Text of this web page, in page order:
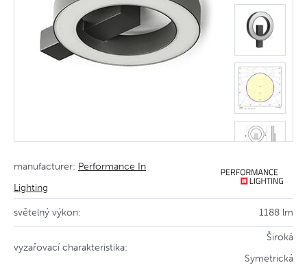
manufacturer: Performance In
Lighting
světelný výkon: 1188 lm
vyzařovací charakteristika:
Široká
Symetrická